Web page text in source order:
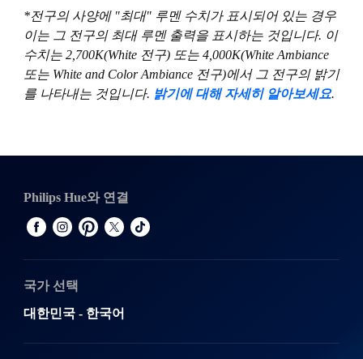
*전구의 사양에 "최대" 루멘 수치가 표시되어 있는 경우
이는 그 전구의 최대 루멘 출력을 표시하는 것입니다. 이
수치는 2,700K(White 전구) 또는 4,000K(White Ambiance
또는 White and Color Ambiance 전구)에서 그 전구의 밝기
를 나타내는 것입니다. 밝기에 대해 자세히 알아보세요.
Philips Hue와 연결
국가 선택
대한민국 - 한국어